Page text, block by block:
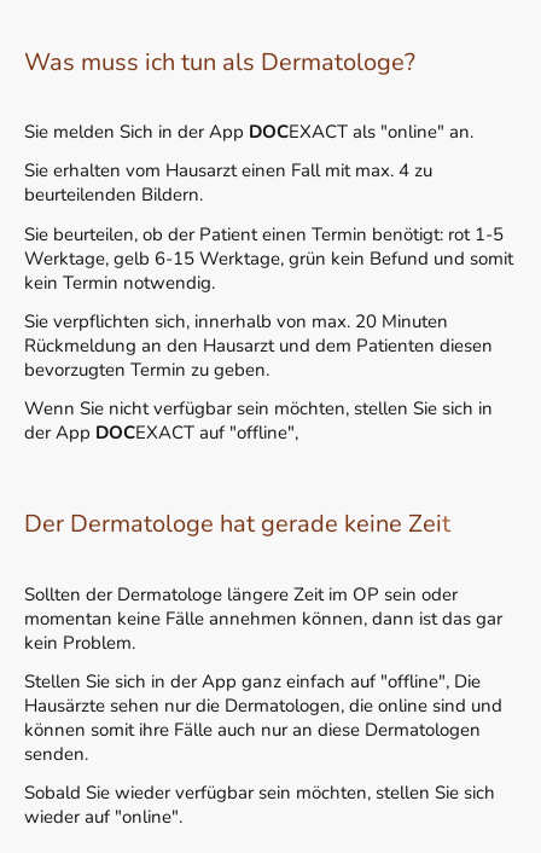
Was muss ich tun als Dermatologe?
Sie melden Sich in der App DOCEXACT als "online" an.
Sie erhalten vom Hausarzt einen Fall mit max. 4 zu
beurteilenden Bildern.
Sie beurteilen, ob der Patient einen Termin benötigt: rot 1-5
Werktage, gelb 6-15 Werktage, grün kein Befund und somit
kein Termin notwendig.
Sie verpflichten sich, innerhalb von max. 20 Minuten
Rückmeldung an den Hausarzt und dem Patienten diesen
bevorzugten Termin zu geben.
Wenn Sie nicht verfügbar sein möchten, stellen Sie sich in
der App DOCEXACT auf "offline",
Der Dermatologe hat gerade keine Zeit
Sollten der Dermatologe längere Zeit im OP sein oder
momentan keine Fälle annehmen können, dann ist das gar
kein Problem.
Stellen Sie sich in der App ganz einfach auf "offline", Die
Hausärzte sehen nur die Dermatologen, die online sind und
können somit ihre Fälle auch nur an diese Dermatologen
senden.
Sobald Sie wieder verfügbar sein möchten, stellen Sie sich
wieder auf "online".